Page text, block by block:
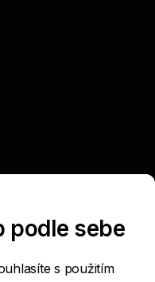
podle sebe
s použitím